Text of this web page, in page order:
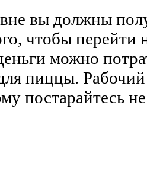
вы должны
чтобы
можно
пиццы.
постарайтесь